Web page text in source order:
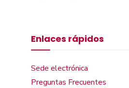
Enlaces rápidos
Sede electrónica
Preguntas Frecuentes